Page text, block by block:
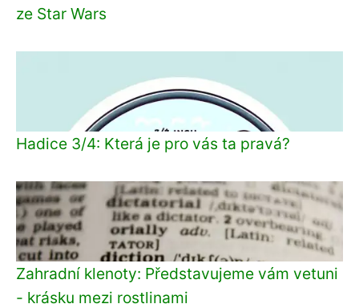
ze Star Wars
Hadice 3/4: Která je pro vás ta pravá?
Zahradní klenoty: Představujeme vám vetuni
- krásku mezi rostlinami